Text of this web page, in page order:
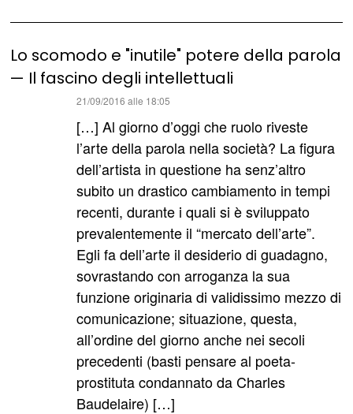
Lo scomodo e "inutile" potere della parola
— Il fascino degli intellettuali
21/09/2016 alle 18:05
[…] Al giorno d’oggi che ruolo riveste
l’arte della parola nella società? La figura
dell’artista in questione ha senz’altro
subito un drastico cambiamento in tempi
recenti, durante i quali si è sviluppato
prevalentemente il “mercato dell’arte”.
Egli fa dell’arte il desiderio di guadagno,
sovrastando con arroganza la sua
funzione originaria di validissimo mezzo di
comunicazione; situazione, questa,
all’ordine del giorno anche nei secoli
precedenti (basti pensare al poeta-
prostituta condannato da Charles
Baudelaire) […]